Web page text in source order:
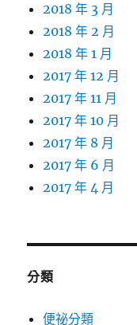
2018 年 3 月
2018 年 2 月
2018 年 1 月
2017 年 12 月
2017 年 11 月
2017 年 10 月
2017 年 8 月
2017 年 6 月
2017 年 4 月
分類
便祕分類